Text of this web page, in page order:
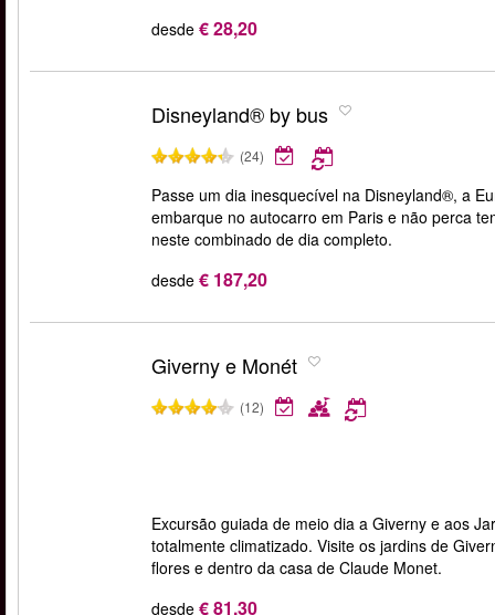
desde € 28,20
Disneyland® by bus
(24)
Passe um dia inesquecível na Disneyland®, a
embarque no autocarro em Paris e não perca
neste combinado de dia completo.
desde € 187,20
Giverny e Monét
(12)
Excursão guiada de meio dia a Giverny e aos
totalmente climatizado. Visite os jardins de
flores e dentro da casa de Claude Monet.
desde € 81,30